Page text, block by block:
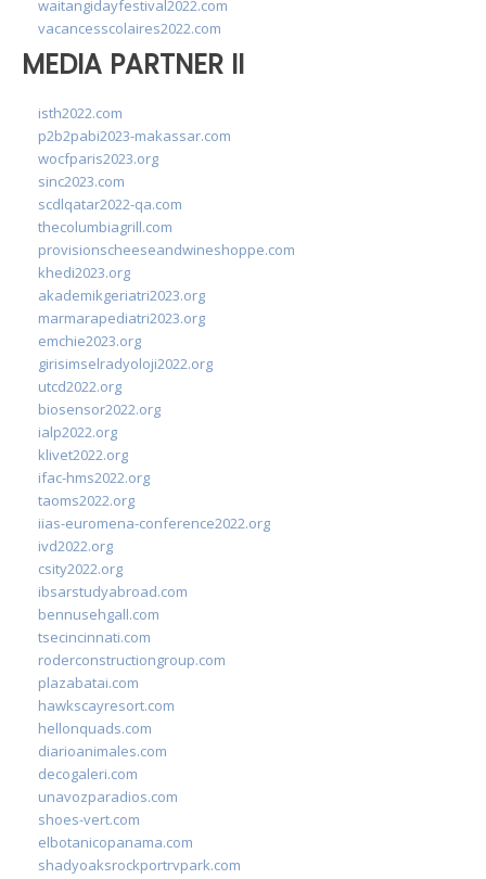
waitangidayfestival2022.com
vacancesscolaires2022.com
MEDIA PARTNER II
isth2022.com
p2b2pabi2023-makassar.com
wocfparis2023.org
sinc2023.com
scdlqatar2022-qa.com
thecolumbiagrill.com
provisionscheeseandwineshoppe.com
khedi2023.org
akademikgeriatri2023.org
marmarapediatri2023.org
emchie2023.org
girisimselradyoloji2022.org
utcd2022.org
biosensor2022.org
ialp2022.org
klivet2022.org
ifac-hms2022.org
taoms2022.org
iias-euromena-conference2022.org
ivd2022.org
csity2022.org
ibsarstudyabroad.com
bennusehgall.com
tsecincinnati.com
roderconstructiongroup.com
plazabatai.com
hawkscayresort.com
hellonquads.com
diarioanimales.com
decogaleri.com
unavozparadios.com
shoes-vert.com
elbotanicopanama.com
shadyoaksrockportrvpark.com